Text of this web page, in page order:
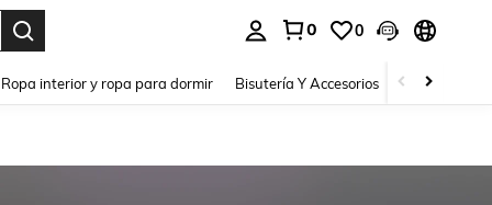
0 0
Ropa interior y ropa para dormir Bisutería Y Accesorios Zapatos